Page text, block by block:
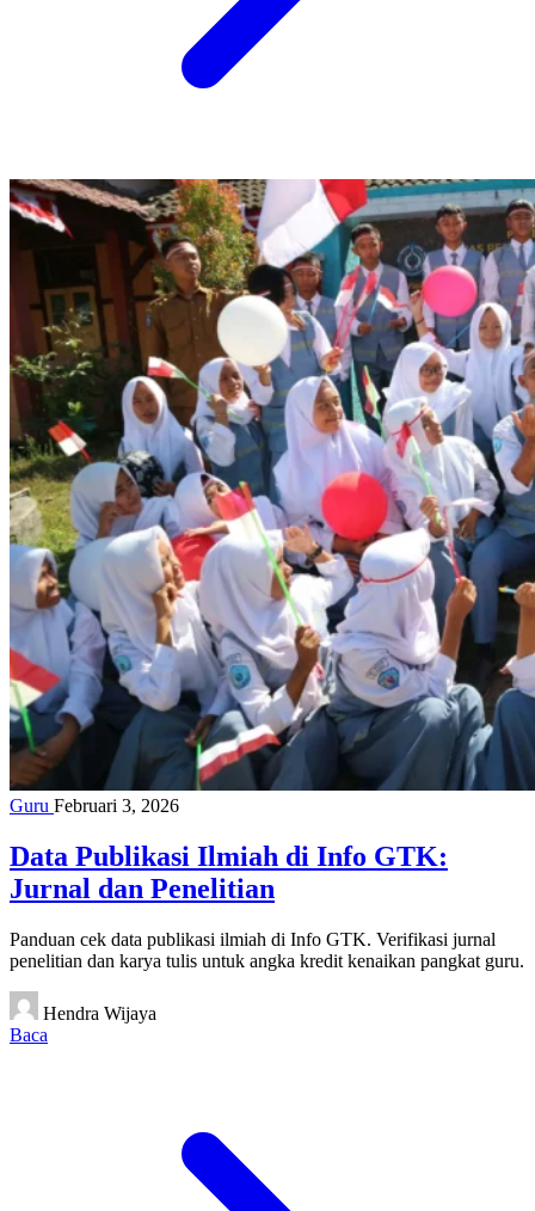
Guru Februari 3, 2026
Data Publikasi Ilmiah di Info GTK:
Jurnal dan Penelitian
Panduan cek data publikasi ilmiah di Info GTK. Verifikasi jurnal
penelitian dan karya tulis untuk angka kredit kenaikan pangkat guru.
Hendra Wijaya
Baca